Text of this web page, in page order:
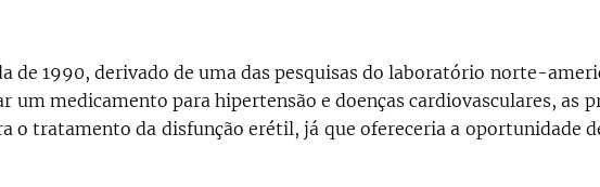
de 1990, derivado de uma das pesquisas do laboratório norte-
um medicamento para hipertensão e doenças cardiovasculares, as
o tratamento da disfunção erétil, já que ofereceria a oportunidade